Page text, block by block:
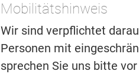
Mobilitätshinweis
Wir sind verpflichtet
Personen mit
sprechen Sie uns bitte